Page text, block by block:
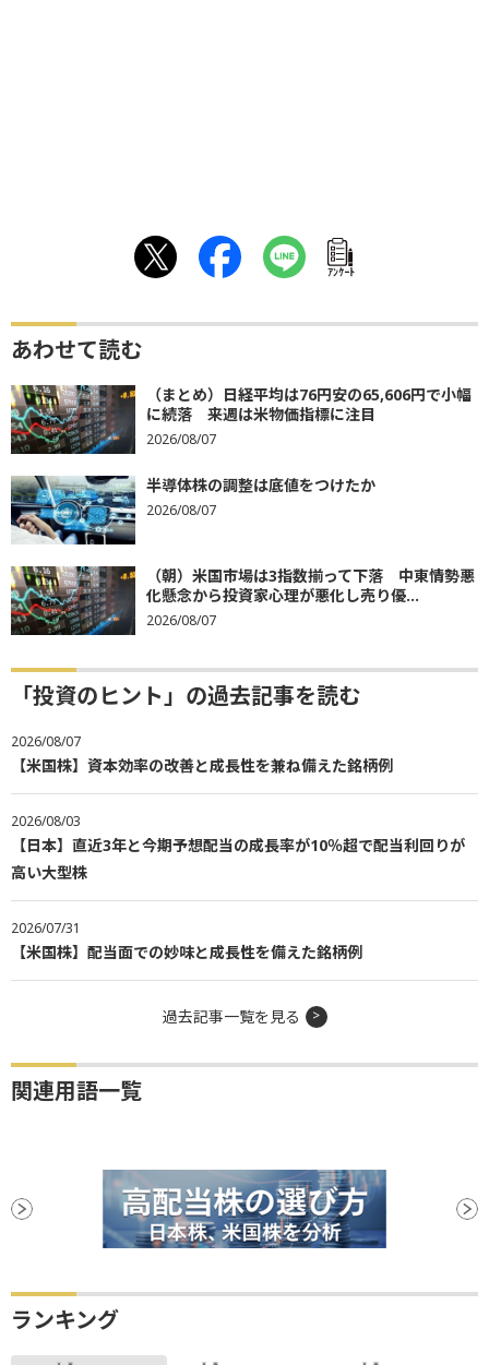
ｱﾝｹｰﾄ
あわせて読む
（まとめ）日経平均は76円安の65,606円で小幅
に続落 来週は米物価指標に注目
2026/08/07
半導体株の調整は底値をつけたか
2026/08/07
（朝）米国市場は3指数揃って下落 中東情勢悪
化懸念から投資家心理が悪化し売り優...
2026/08/07
「投資のヒント」の過去記事を読む
2026/08/07
【米国株】資本効率の改善と成長性を兼ね備えた銘柄例
2026/08/03
【日本】直近3年と今期予想配当の成長率が10％超で配当利回りが
高い大型株
2026/07/31
【米国株】配当面での妙味と成長性を備えた銘柄例
過去記事一覧を見る
関連用語一覧
ランキング